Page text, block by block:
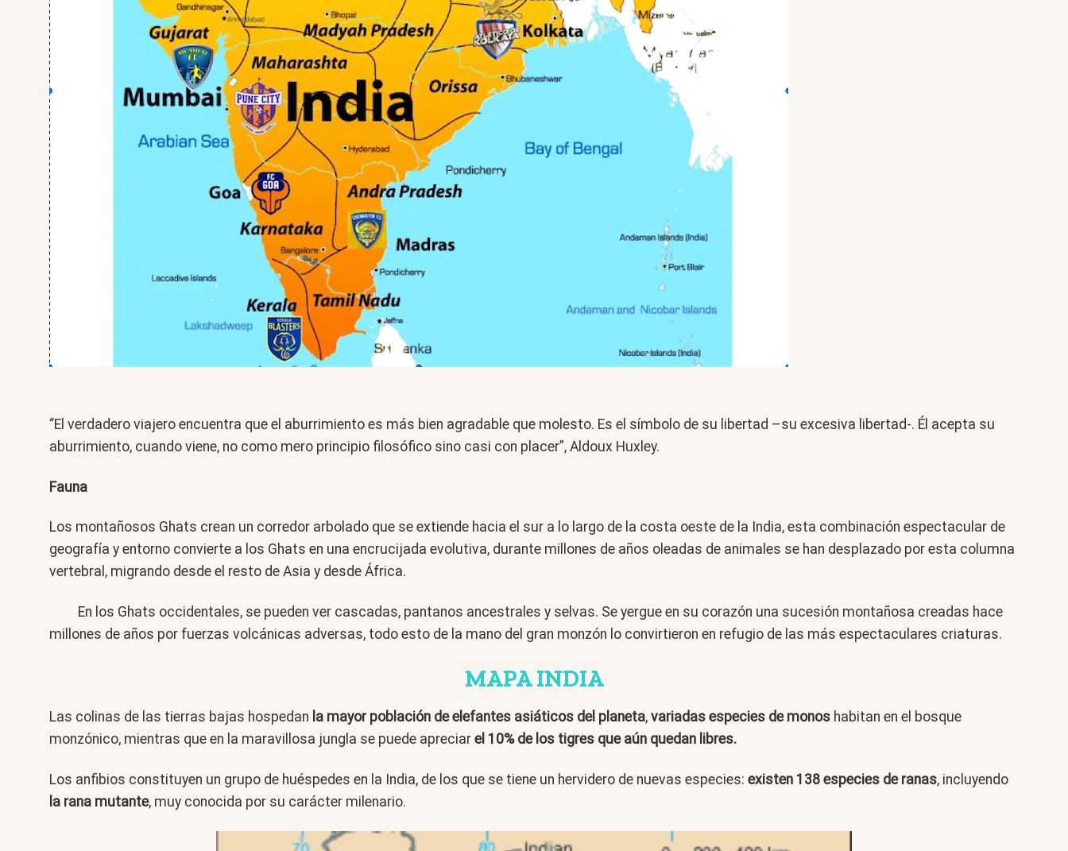
“El verdadero viajero encuentra que el aburrimiento es más bien agradable que molesto. Es el símbolo de su libertad –su excesiva libertad-. Él acepta su
aburrimiento, cuando viene, no como mero principio filosófico sino casi con placer”, Aldoux Huxley.
Fauna
Los montañosos Ghats crean un corredor arbolado que se extiende hacia el sur a lo largo de la costa oeste de la India, esta combinación espectacular de
geografía y entorno convierte a los Ghats en una encrucijada evolutiva, durante millones de años oleadas de animales se han desplazado por esta columna
vertebral, migrando desde el resto de Asia y desde África.
En los Ghats occidentales, se pueden ver cascadas, pantanos ancestrales y selvas. Se yergue en su corazón una sucesión montañosa creadas hace
millones de años por fuerzas volcánicas adversas, todo esto de la mano del gran monzón lo convirtieron en refugio de las más espectaculares criaturas.
MAPA INDIA
Las colinas de las tierras bajas hospedan la mayor población de elefantes asiáticos del planeta, variadas especies de monos habitan en el bosque
monzónico, mientras que en la maravillosa jungla se puede apreciar el 10% de los tigres que aún quedan libres.
Los anfibios constituyen un grupo de huéspedes en la India, de los que se tiene un hervidero de nuevas especies: existen 138 especies de ranas, incluyendo
la rana mutante, muy conocida por su carácter milenario.